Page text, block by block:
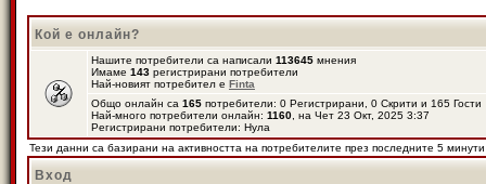
Кой е онлайн?
Нашите потребители са написали 113645 мнения
Имаме 143 регистрирани потребители
Най-новият потребител е Finta
Общо онлайн са 165 потребители: 0 Регистрирани, 0 Скрити и 165
Най-много потребители онлайн: 1160 , на Чет 23 Окт, 2025 3:37
Регистрирани потребители: Нула
Тези данни са базирани на активността на потребителите през последните 5 минути
Вход